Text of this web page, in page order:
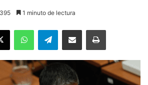
395 1 minuto de lectura
X WhatsAppTelegramEnviar vía email Imprimir